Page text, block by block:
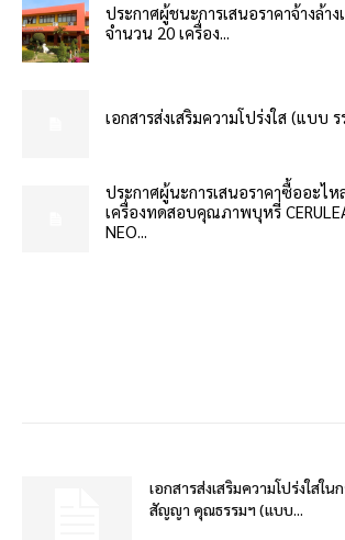
ประกาศผู้ชนะการเสนอราคาจ้างล้า
จำนวน 20 เครื่อง...
เอกสารส่งเสริมความโปร่งใส (แบบ ร
ประกาศผู้นะการเสนอราคาซื้ออะไห
เครื่องทดสอบคุณภาพบุหรี่
NEO...
เอกสารส่งเสริมความโปร่งใสใ
สัญญา คุณธรรมฯ (แบบ...